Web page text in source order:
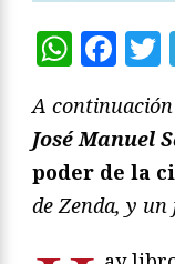
A
José Manuel
poder de la
de Zenda, y